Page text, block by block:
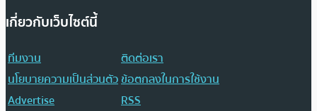
เกี่ยวกับเว็บไซต์นี้
ทีมงาน
ติดต่อเรา
นโยบายความเป็นส่วนตัวข้อตกลงในการใช้งาน
Advertise
RSS